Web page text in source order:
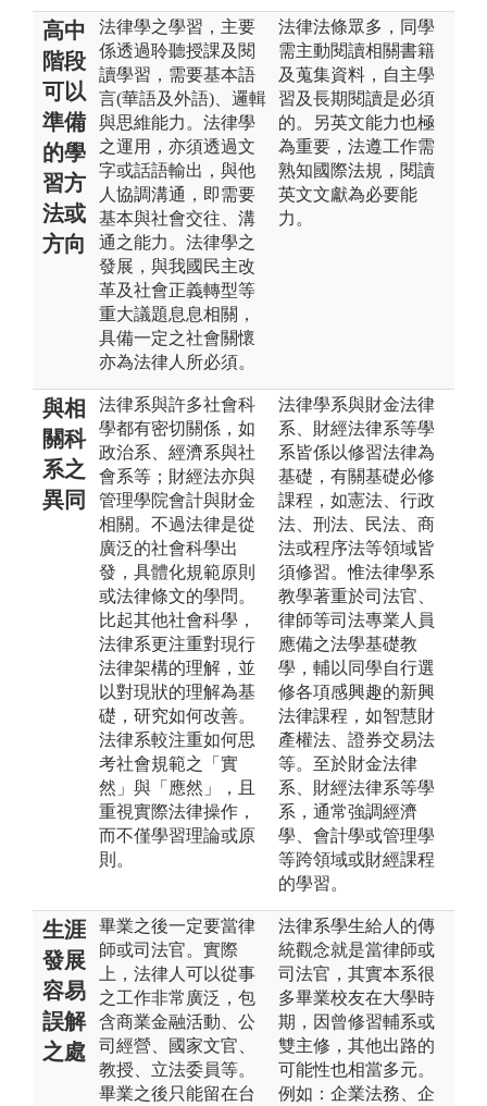
高中
階段
可以
準備
的學
習方
法或
方向
法律學之學習，主要
係透過聆聽授課及閱
讀學習，需要基本語
言(華語及外語)、邏輯
與思維能力。法律學
之運用，亦須透過文
字或話語輸出，與他
人協調溝通，即需要
基本與社會交往、溝
通之能力。法律學之
發展，與我國民主改
革及社會正義轉型等
重大議題息息相關，
具備一定之社會關懷
亦為法律人所必須。
法律法條眾多，同學
需主動閱讀相關書籍
及蒐集資料，自主學
習及長期閱讀是必須
的。另英文能力也極
為重要，法遵工作需
熟知國際法規，閱讀
英文文獻為必要能
力。
與相
關科
系之
異同
法律系與許多社會科
學都有密切關係，如
政治系、經濟系與社
會系等；財經法亦與
管理學院會計與財金
相關。不過法律是從
廣泛的社會科學出
發，具體化規範原則
或法律條文的學問。
比起其他社會科學，
法律系更注重對現行
法律架構的理解，並
以對現狀的理解為基
礎，研究如何改善。
法律系較注重如何思
考社會規範之「實
然」與「應然」，且
重視實際法律操作，
而不僅學習理論或原
則。
法律學系與財金法律
系、財經法律系等學
系皆係以修習法律為
基礎，有關基礎必修
課程，如憲法、行政
法、刑法、民法、商
法或程序法等領域皆
須修習。惟法律學系
教學著重於司法官、
律師等司法專業人員
應備之法學基礎教
學，輔以同學自行選
修各項感興趣的新興
法律課程，如智慧財
產權法、證券交易法
等。至於財金法律
系、財經法律系等學
系，通常強調經濟
學、會計學或管理學
等跨領域或財經課程
的學習。
生涯
發展
容易
誤解
之處
畢業之後一定要當律
師或司法官。實際
上，法律人可以從事
之工作非常廣泛，包
含商業金融活動、公
司經營、國家文官、
教授、立法委員等。
畢業之後只能留在台
法律系學生給人的傳
統觀念就是當律師或
司法官，其實本系很
多畢業校友在大學時
期，因曾修習輔系或
雙主修，其他出路的
可能性也相當多元。
例如：企業法務、企